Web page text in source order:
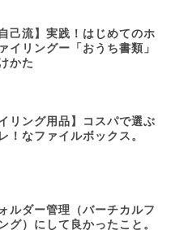
己流】実践！はじめてのホ
イリングー「おうち書類」
かた
リング用品】コスパで選ぶ
！なファイルボックス。
ルダー管理（バーチカルフ
グ）にして良かったこと。